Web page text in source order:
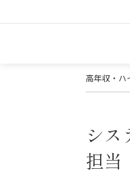
高年収・ハ
シ
担当